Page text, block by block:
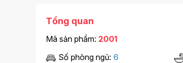
Tổng quan
Mã sản phẩm: 2001
Số phòng ngủ: 6